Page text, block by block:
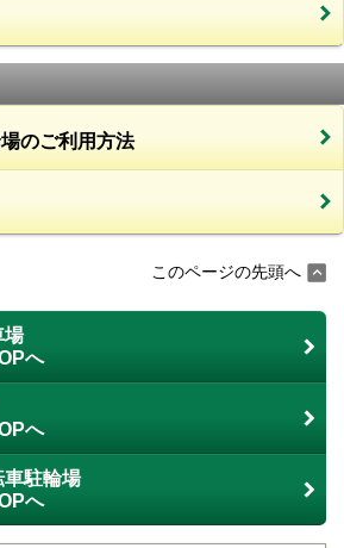
のご利用方法
このページの先頭へ
場
へ
へ
車駐輪場
へ